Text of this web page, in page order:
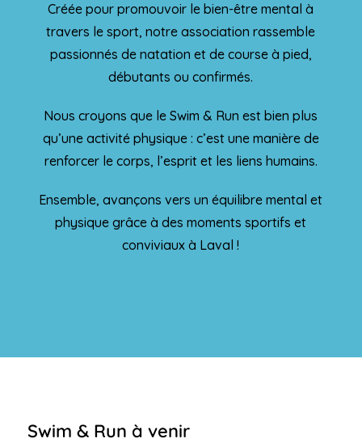
Créée pour promouvoir le bien-être mental à
travers le sport, notre association rassemble
passionnés de natation et de course à pied,
débutants ou confirmés.
Nous croyons que le Swim & Run est bien plus
qu’une activité physique : c’est une manière de
renforcer le corps, l’esprit et les liens humains.
Ensemble, avançons vers un équilibre mental et
physique grâce à des moments sportifs et
conviviaux à Laval !
Swim & Run à venir